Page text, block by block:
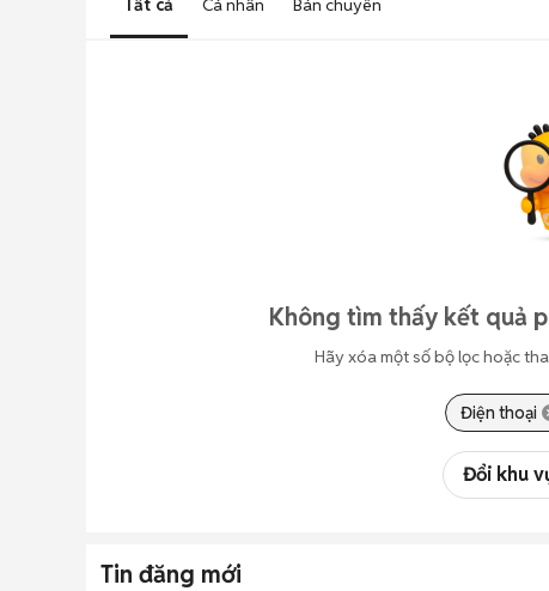
Tất cả Cá nhân Bán chuyên
Không tìm thấy kết quả
Hãy xóa một số bộ lọc hoặc
Điện thoại
Đổi khu
Tin đăng mới